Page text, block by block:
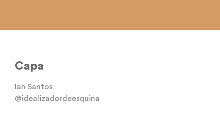
Capa
Ian Santos
@idealizadordeesquina